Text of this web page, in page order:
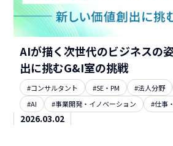
AIが描く次世代のビジネスの
出に挑むG&I室の挑戦
#コンサルタント #SE・PM #法人分野
#AI
#事業開発・イノベーション #仕事
2026.03.02